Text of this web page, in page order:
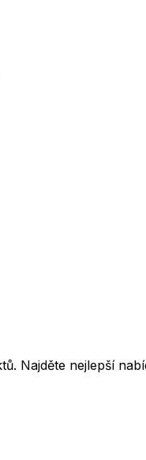
Najděte nejlepší